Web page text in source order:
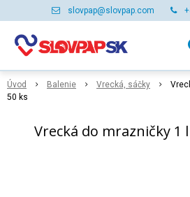
slovpap@slovpap.com
Úvod Balenie Vrecká, sáčky
50 ks
Vrecká do mrazničky 1 l